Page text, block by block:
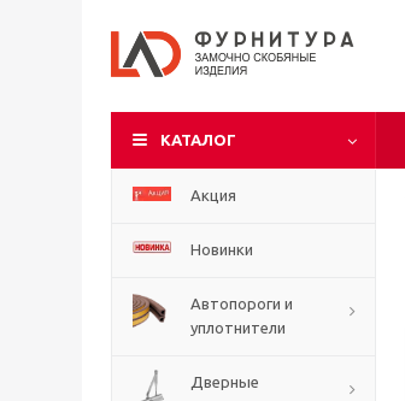
КАТАЛОГ
Акция
Новинки
Автопороги и
уплотнители
Дверные